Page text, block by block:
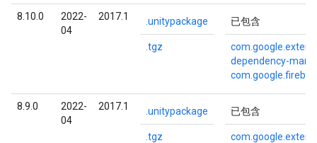
8.10.0
2022-
04
2017.1 .unitypackage
.tgz
已包含
dependency-
8.9.0
2022-
04
2017.1 .unitypackage
.tgz
已包含